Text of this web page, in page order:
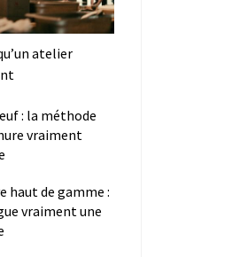
atelier
: la méthode
vraiment
haut de gamme :
vraiment une